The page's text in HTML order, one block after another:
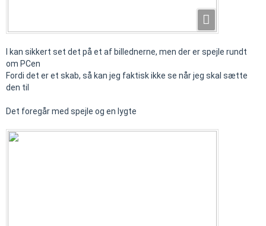
I kan sikkert set det på et af billednerne, men der er spejle rundt
om PCen
Fordi det er et skab, så kan jeg faktisk ikke se når jeg skal sætte
den til
Det foregår med spejle og en lygte